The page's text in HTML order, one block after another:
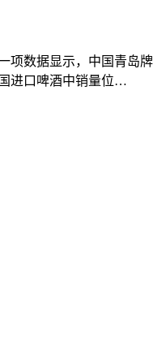
项数据显示，中国青岛牌
进口啤酒中销量位…